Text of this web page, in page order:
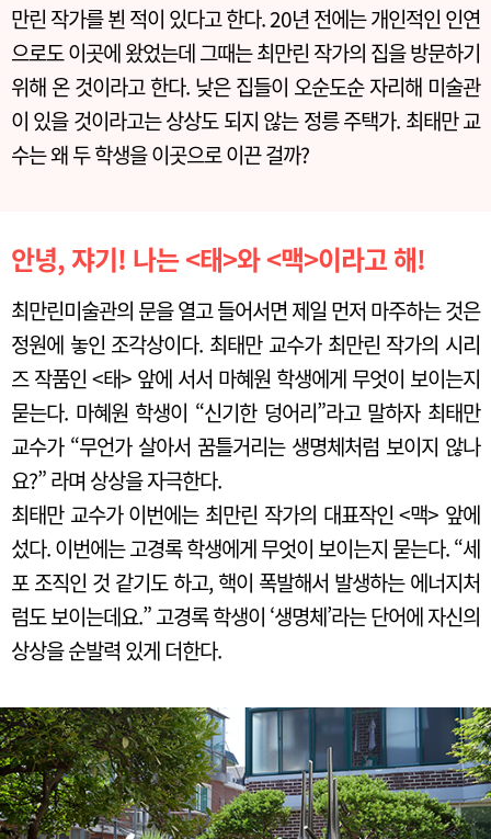
만린 작가를 뵌 적이 있다고 한다. 20년 전에는 개인적인 인연
으로도 이곳에 왔었는데 그때는 최만린 작가의 집을 방문하기
위해 온 것이라고 한다. 낮은 집들이 오순도순 자리해 미술관
이 있을 것이라고는 상상도 되지 않는 정릉 주택가. 최태만 교
수는 왜 두 학생을 이곳으로 이끈 걸까?
안녕, 쟈기! 나는 <태>와 <맥>이라고 해!
최만린미술관의 문을 열고 들어서면 제일 먼저 마주하는 것은
정원에 놓인 조각상이다. 최태만 교수가 최만린 작가의 시리
즈 작품인 <태> 앞에 서서 마혜원 학생에게 무엇이 보이는지
묻는다. 마혜원 학생이 “신기한 덩어리”라고 말하자 최태만
교수가 “무언가 살아서 꿈틀거리는 생명체처럼 보이지 않나
요?” 라며 상상을 자극한다.
최태만 교수가 이번에는 최만린 작가의 대표작인 <맥> 앞에
섰다. 이번에는 고경록 학생에게 무엇이 보이는지 묻는다. “세
포 조직인 것 같기도 하고, 핵이 폭발해서 발생하는 에너지처
럼도 보이는데요.” 고경록 학생이 ‘생명체’라는 단어에 자신의
상상을 순발력 있게 더한다.